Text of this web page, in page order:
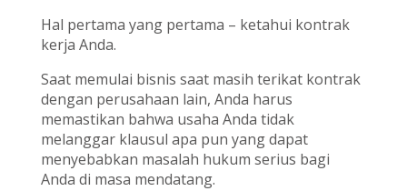
Hal pertama yang pertama – ketahui kontrak
kerja Anda.
Saat memulai bisnis saat masih terikat kontrak
dengan perusahaan lain, Anda harus
memastikan bahwa usaha Anda tidak
melanggar klausul apa pun yang dapat
menyebabkan masalah hukum serius bagi
Anda di masa mendatang.